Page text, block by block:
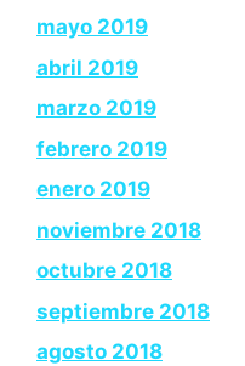
mayo 2019
abril 2019
marzo 2019
febrero 2019
enero 2019
noviembre 2018
octubre 2018
septiembre 2018
agosto 2018